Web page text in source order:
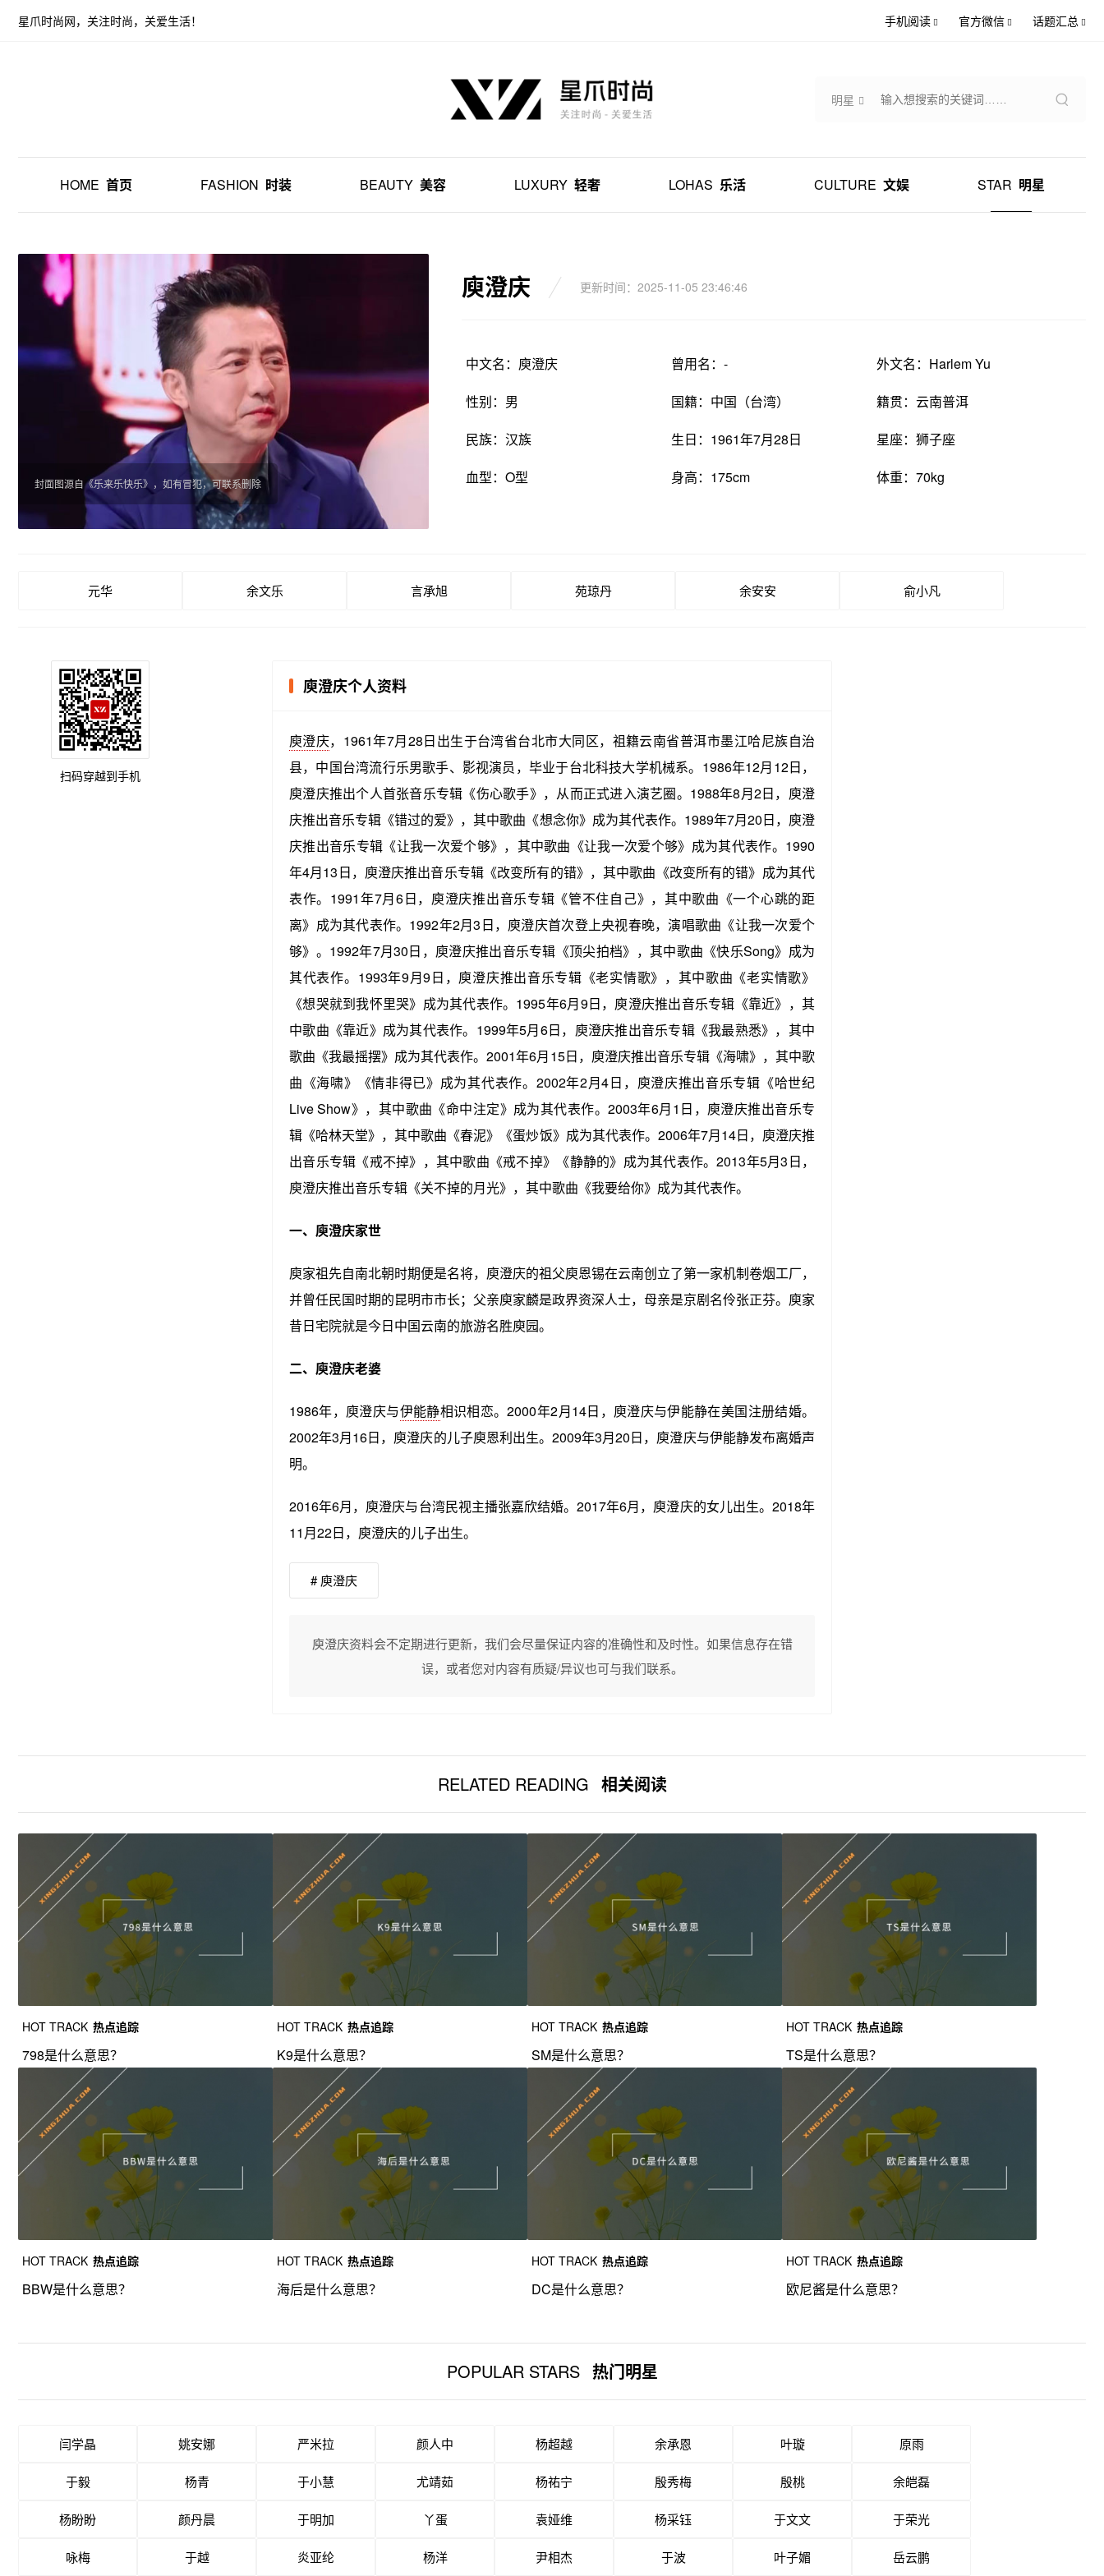
星爪时尚网，关注时尚，关爱生活！ 手机阅读 官方微信 话题汇总
明星
HOME 首页 FASHION 时装 BEAUTY 美容 LUXURY 轻奢 LOHAS 乐活 CULTURE 文娱 STAR 明星
封面图源自《乐来乐快乐》，如有冒犯，可联系删除
庾澄庆 更新时间：2025-11-05 23:46:46
中文名：庾澄庆 曾用名：-
外文名：Harlem Yu
性别：男
国籍：中国（台湾）
籍贯：云南普洱
民族：汉族
生日：1961年7月28日
星座：狮子座
血型：O型
身高：175cm 体重：70kg
元华 余文乐 言承旭 苑琼丹 余安安 俞小凡
庾澄庆个人资料
庾澄庆，1961年7月28日出生于台湾省台北市大同区，祖籍云南省普洱市墨江哈尼族自治
县，中国台湾流行乐男歌手、影视演员，毕业于台北科技大学机械系。1986年12月12日，
庾澄庆推出个人首张音乐专辑《伤心歌手》，从而正式进入演艺圈。1988年8月2日，庾澄
庆推出音乐专辑《错过的爱》，其中歌曲《想念你》成为其代表作。1989年7月20日，庾澄
庆推出音乐专辑《让我一次爱个够》，其中歌曲《让我一次爱个够》成为其代表作。1990
年4月13日，庾澄庆推出音乐专辑《改变所有的错》，其中歌曲《改变所有的错》成为其代
表作。1991年7月6日，庾澄庆推出音乐专辑《管不住自己》，其中歌曲《一个心跳的距
离》成为其代表作。1992年2月3日，庾澄庆首次登上央视春晚，演唱歌曲《让我一次爱个
够》。1992年7月30日，庾澄庆推出音乐专辑《顶尖拍档》，其中歌曲《快乐Song》成为
其代表作。1993年9月9日，庾澄庆推出音乐专辑《老实情歌》，其中歌曲《老实情歌》
《想哭就到我怀里哭》成为其代表作。1995年6月9日，庾澄庆推出音乐专辑《靠近》，其
中歌曲《靠近》成为其代表作。1999年5月6日，庾澄庆推出音乐专辑《我最熟悉》，其中
歌曲《我最摇摆》成为其代表作。2001年6月15日，庾澄庆推出音乐专辑《海啸》，其中歌
曲《海啸》《情非得已》成为其代表作。2002年2月4日，庾澄庆推出音乐专辑《哈世纪
Live Show》，其中歌曲《命中注定》成为其代表作。2003年6月1日，庾澄庆推出音乐专
辑《哈林天堂》，其中歌曲《春泥》《蛋炒饭》成为其代表作。2006年7月14日，庾澄庆推
出音乐专辑《戒不掉》，其中歌曲《戒不掉》《静静的》成为其代表作。2013年5月3日，
庾澄庆推出音乐专辑《关不掉的月光》，其中歌曲《我要给你》成为其代表作。
一、庾澄庆家世
庾家祖先自南北朝时期便是名将，庾澄庆的祖父庾恩锡在云南创立了第一家机制卷烟工厂，
并曾任民国时期的昆明市市长；父亲庾家麟是政界资深人士，母亲是京剧名伶张正芬。庾家
昔日宅院就是今日中国云南的旅游名胜庾园。
二、庾澄庆老婆
1986年，庾澄庆与伊能静相识相恋。2000年2月14日，庾澄庆与伊能静在美国注册结婚。
2002年3月16日，庾澄庆的儿子庾恩利出生。2009年3月20日，庾澄庆与伊能静发布离婚声
明。
2016年6月，庾澄庆与台湾民视主播张嘉欣结婚。2017年6月，庾澄庆的女儿出生。2018年
11月22日，庾澄庆的儿子出生。
# 庾澄庆
庾澄庆资料会不定期进行更新，我们会尽量保证内容的准确性和及时性。如果信息存在错
误，或者您对内容有质疑/异议也可与我们联系。
扫码穿越到手机
RELATED READING 相关阅读
HOT TRACK 热点追踪
798是什么意思？
HOT TRACK 热点追踪
K9是什么意思？
HOT TRACK 热点追踪
SM是什么意思？
HOT TRACK 热点追踪
TS是什么意思？
HOT TRACK 热点追踪
BBW是什么意思？
HOT TRACK 热点追踪
海后是什么意思？
HOT TRACK 热点追踪
DC是什么意思？
HOT TRACK 热点追踪
欧尼酱是什么意思？
POPULAR STARS 热门明星
闫学晶 姚安娜 严米拉 颜人中 杨超越 余承恩 叶璇 原雨
于毅 杨青 于小慧 尤靖茹 杨祐宁 殷秀梅 殷桃 余皑磊
杨盼盼 颜丹晨 于明加 丫蛋 袁娅维 杨采钰 于文文 于荣光
咏梅 于越 炎亚纶 杨洋 尹相杰 于波 叶子媚 岳云鹏